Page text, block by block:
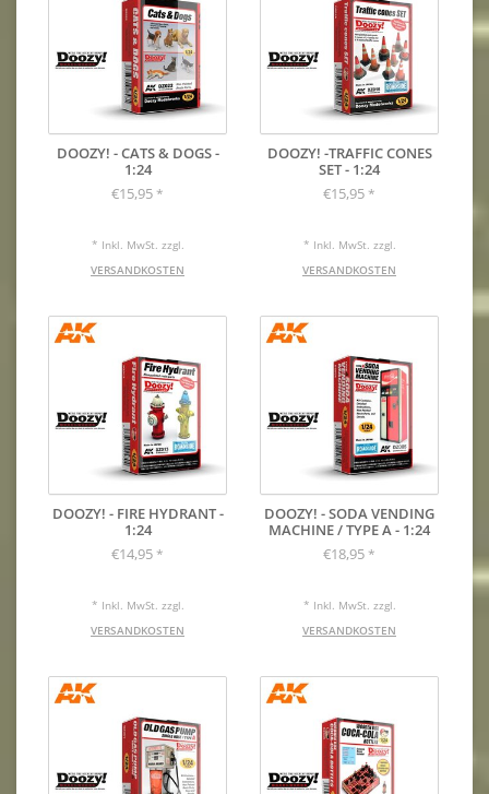
DOOZY! - CATS & DOGS -
1:24
€15,95 *
* Inkl. MwSt. zzgl.
VERSANDKOSTEN
DOOZY! -TRAFFIC CONES
SET - 1:24
€15,95 *
* Inkl. MwSt. zzgl.
VERSANDKOSTEN
DOOZY! - FIRE HYDRANT -
1:24
€14,95 *
* Inkl. MwSt. zzgl.
VERSANDKOSTEN
DOOZY! - SODA VENDING
MACHINE / TYPE A - 1:24
€18,95 *
* Inkl. MwSt. zzgl.
VERSANDKOSTEN